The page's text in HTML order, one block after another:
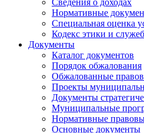
Сведения о доходах
Нормативные
Специальная оценка
Кодекс этики и
Документы
Каталог документов
Порядок обжалования
Обжалованные
Проекты
Документы
Муниципальные
Нормативные
Основные документы